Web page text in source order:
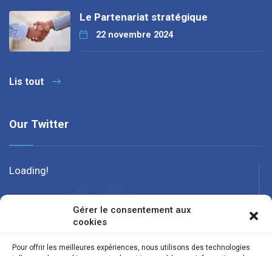
Gérer le consentement aux
cookies
Pour offrir les meilleures expériences, nous utilisons des technologies
Le Partenariat stratégique
22 novembre 2024
Lis tout
Our Twitter
Loading!